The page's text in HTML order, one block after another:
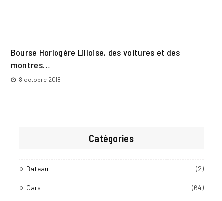
Bourse Horlogère Lilloise, des voitures et des
montres…
8 octobre 2018
Catégories
Bateau (2)
Cars (64)